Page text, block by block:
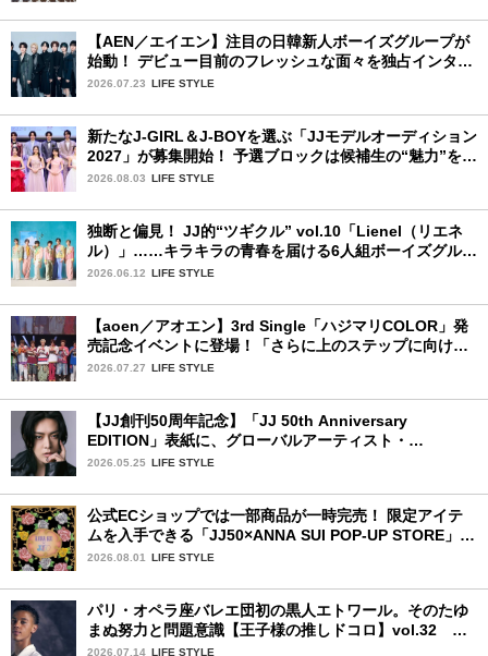
【AEN／エイエン】注目の日韓新人ボーイズグループが
始動！ デビュー目前のフレッシュな面々を独占インタビ
ュー。7人の魅力に迫ります♪
2026.07.23 LIFE STYLE
新たなJ-GIRL＆J-BOYを選ぶ「JJモデルオーディション
2027」が募集開始！ 予選ブロックは候補生の“魅力”を重
視した「新システム」に変わります
2026.08.03 LIFE STYLE
独断と偏見！ JJ的“ツギクル” vol.10「Lienel（リエネ
ル）」……キラキラの青春を届ける6人組ボーイズグルー
プ
2026.06.12 LIFE STYLE
【aoen／アオエン】3rd Single「ハジマリCOLOR」発
売記念イベントに登場！「さらに上のステップに向けた
新たなハジマリになるように」と爽やかな笑顔で意気込
2026.07.27 LIFE STYLE
【JJ創刊50周年記念】「JJ 50th Anniversary
EDITION」表紙に、グローバルアーティスト・
YUTA（NCT）が登場します！
2026.05.25 LIFE STYLE
公式ECショップでは一部商品が一時完売！ 限定アイテ
ムを入手できる「JJ50×ANNA SUI POP-UP STORE」が
広島で開催決定
2026.08.01 LIFE STYLE
パリ・オペラ座バレエ団初の黒人エトワール。そのたゆ
まぬ努力と問題意識【王子様の推しドコロ】vol.32 ギ
ヨーム・ディオップさん
2026.07.14 LIFE STYLE